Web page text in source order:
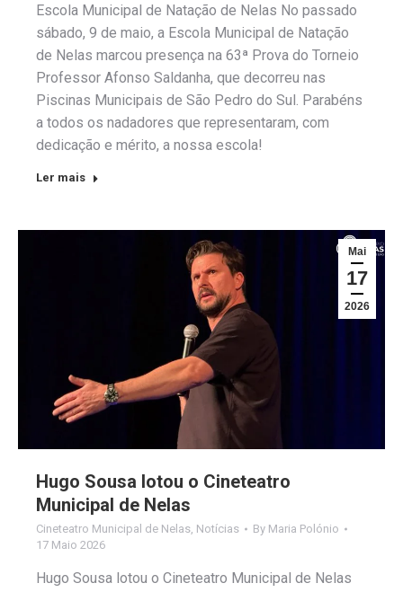
Escola Municipal de Natação de Nelas No passado
sábado, 9 de maio, a Escola Municipal de Natação
de Nelas marcou presença na 63ª Prova do Torneio
Professor Afonso Saldanha, que decorreu nas
Piscinas Municipais de São Pedro do Sul. Parabéns
a todos os nadadores que representaram, com
dedicação e mérito, a nossa escola!
Ler mais
Mai
17
2026
Hugo Sousa lotou o Cineteatro
Municipal de Nelas
Cineteatro Municipal de Nelas, Notícias By Maria Polónio
17 Maio 2026
Hugo Sousa lotou o Cineteatro Municipal de Nelas